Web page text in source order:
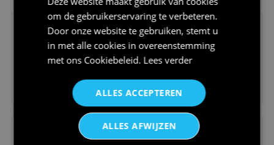
€24,95
V-hals shirt rood wit blauw st...
om de gebruikerservaring te verbeteren.
Door onze website te gebruiken, stemt u
in met alle cookies in overeenstemming
met ons Cookiebeleid. Lees verder
ALLES ACCEPTEREN
ALLES AFWIJZEN